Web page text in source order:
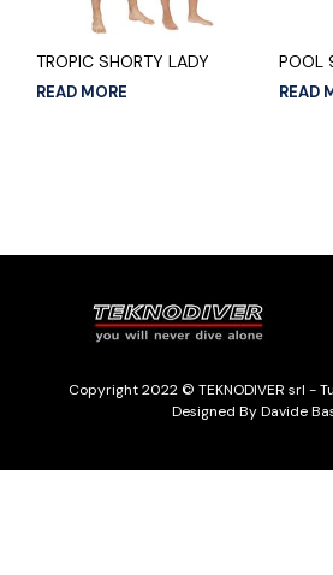
TROPIC SHORTY LADY
READ MORE
POOL
READ
Copyright 2022 © TEKNODIVER srl -
Designed By Davide